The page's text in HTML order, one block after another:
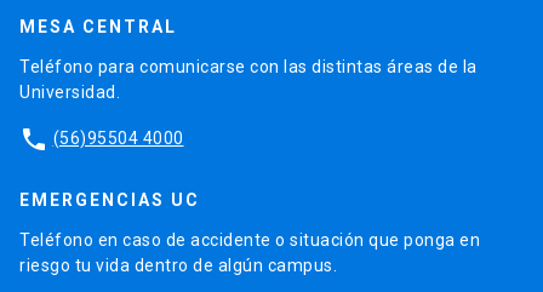
MESA CENTRAL
Teléfono para comunicarse con las distintas áreas de la
Universidad.
phone (56)95504 4000
EMERGENCIAS UC
Teléfono en caso de accidente o situación que ponga en
riesgo tu vida dentro de algún campus.